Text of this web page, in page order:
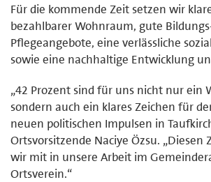
Für die kommende Zeit setzen wir
bezahlbarer Wohnraum, gute
Pflegeangebote, eine verlässliche
sowie eine nachhaltige Entwicklung
„42 Prozent sind für uns nicht nur ein
sondern auch ein klares Zeichen für
neuen politischen Impulsen in
Ortsvorsitzende Naciye Özsu. „Diesen
wir mit in unsere Arbeit im
Ortsverein.“